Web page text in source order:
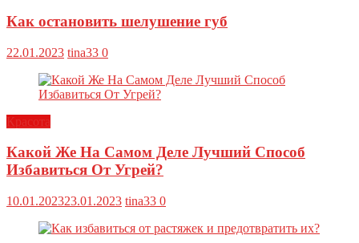
Как остановить шелушение губ
22.01.2023 tina33 0
Красота
Какой Же На Самом Деле Лучший Способ
Избавиться От Угрей?
10.01.202323.01.2023 tina33 0